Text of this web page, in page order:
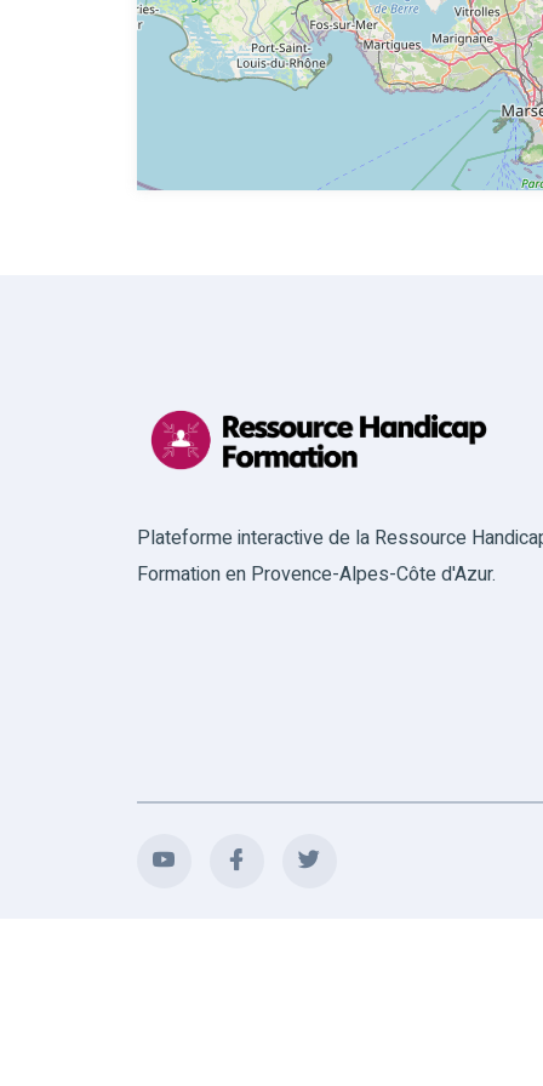
Plateforme interactive de la Ressource
Formation en Provence-Alpes-Côte d'Azur.